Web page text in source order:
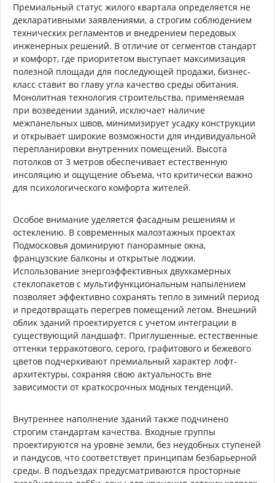
Премиальный статус жилого квартала определяется не
декларативными заявлениями, а строгим соблюдением
технических регламентов и внедрением передовых
инженерных решений. В отличие от сегментов стандарт
и комфорт, где приоритетом выступает максимизация
полезной площади для последующей продажи, бизнес-
класс ставит во главу угла качество среды обитания.
Монолитная технология строительства, применяемая
при возведении зданий, исключает наличие
межпанельных швов, минимизирует усадку конструкции
и открывает широкие возможности для индивидуальной
перепланировки внутренних помещений. Высота
потолков от 3 метров обеспечивает естественную
инсоляцию и ощущение объема, что критически важно
для психологического комфорта жителей.
Особое внимание уделяется фасадным решениям и
остеклению. В современных малоэтажных проектах
Подмосковья доминируют панорамные окна,
французские балконы и открытые лоджии.
Использование энергоэффективных двухкамерных
стеклопакетов с мультифункциональным напылением
позволяет эффективно сохранять тепло в зимний период
и предотвращать перегрев помещений летом. Внешний
облик зданий проектируется с учетом интеграции в
существующий ландшафт. Приглушенные, естественные
оттенки терракотового, серого, графитового и бежевого
цветов подчеркивают премиальный характер лофт-
архитектуры, сохраняя свою актуальность вне
зависимости от краткосрочных модных тенденций.
Внутреннее наполнение зданий также подчинено
строгим стандартам качества. Входные группы
проектируются на уровне земли, без неудобных ступеней
и пандусов, что соответствует принципам безбарьерной
среды. В подъездах предусматриваются просторные